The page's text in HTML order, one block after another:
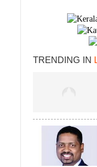
TRENDING IN
×